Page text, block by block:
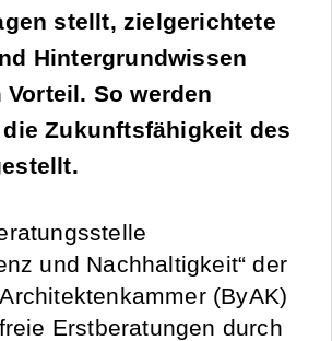
stellt, zielgerichtete
Hintergrundwissen
So werden
Zukunftsfähigkeit des
und Nachhaltigkeit“ der
(ByAK)
Erstberatungen durch